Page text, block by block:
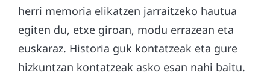
herri memoria elikatzen jarraitzeko hautua
egiten du, etxe giroan, modu errazean eta
euskaraz. Historia guk kontatzeak eta gure
hizkuntzan kontatzeak asko esan nahi baitu.